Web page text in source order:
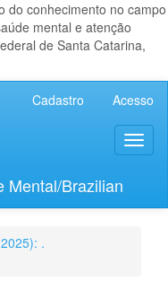
do conhecimento no campo
mental e atenção
de Santa Catarina,
Cadastro Acesso
Mental/Brazilian
.